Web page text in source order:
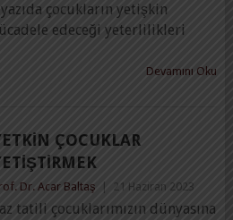
çocukların yetişkin
edeceği yeterlilikleri
Devamını Oku
ÇOCUKLAR
Dr. Acar Baltaş 21 Haziran 2023
tatili çocuklarımızın dünyasına